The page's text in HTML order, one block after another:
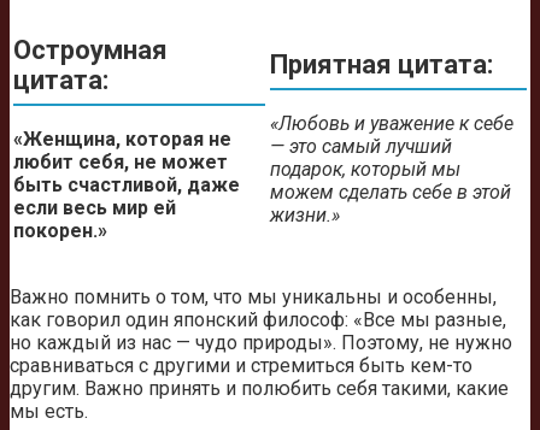
Остроумная
цитата:
«Женщина, которая не
любит себя, не может
быть счастливой, даже
если весь мир ей
покорен.»
Приятная цитата:
«Любовь и уважение к себе
— это самый лучший
подарок, который мы
можем сделать себе в этой
жизни.»
Важно помнить о том, что мы уникальны и особенны,
как говорил один японский философ: «Все мы разные,
но каждый из нас — чудо природы». Поэтому, не нужно
сравниваться с другими и стремиться быть кем-то
другим. Важно принять и полюбить себя такими, какие
мы есть.